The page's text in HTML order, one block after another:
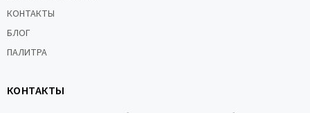
КОНТАКТЫ
БЛОГ
ПАЛИТРА
КОНТАКТЫ